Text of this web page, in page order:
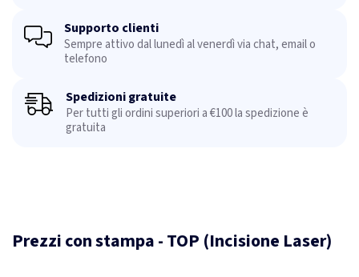
Supporto clienti
Sempre attivo dal lunedì al venerdì via chat, email o
telefono
Spedizioni gratuite
Per tutti gli ordini superiori a €100 la spedizione è
gratuita
Prezzi con stampa - TOP (Incisione Laser)